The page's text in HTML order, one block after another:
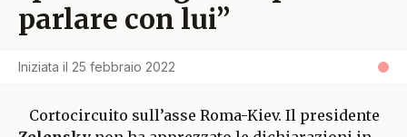
parlare con lui”
Iniziata il 25 febbraio 2022
Cortocircuito sull’asse Roma-Kiev. Il presidente